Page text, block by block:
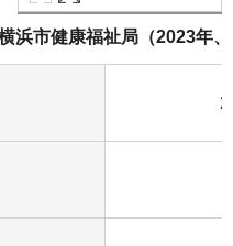
浜市健康福祉局（2023年